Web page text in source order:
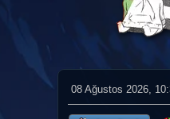
08 Ağustos 2026,